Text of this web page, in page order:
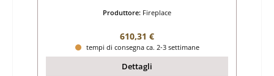
Produttore: Fireplace
Prezzo normale:
610,31 €
tempi di consegna ca. 2-3 settimane
Dettagli